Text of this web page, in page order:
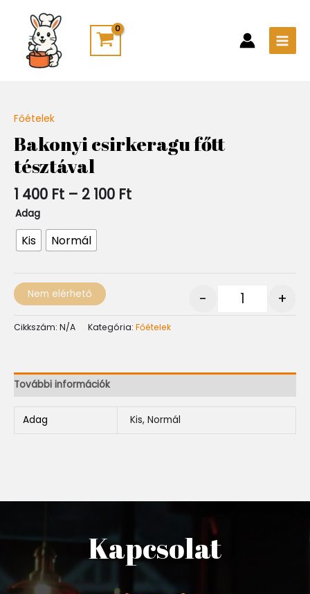
content
Főételek
Bakonyi csirkeragu főtt
tésztával
1 400 Ft – 2 100 Ft
400 Ft
100 Ft
Adag
Kis Normál
- +
Nem elérhető
Cikkszám: N/A Kategória: Főételek
További információk
Adag Kis, Normál
Kapcsolat